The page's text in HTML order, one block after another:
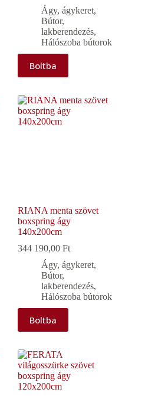
Ágy, ágykeret,
Bútor,
lakberendezés,
Hálószoba bútorok
Boltba
RIANA menta szövet
boxspring ágy
140x200cm
344 190,00Ft
Ágy, ágykeret,
Bútor,
lakberendezés,
Hálószoba bútorok
Boltba